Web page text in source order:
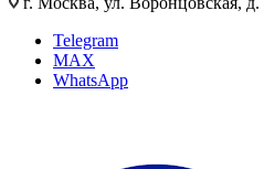
Telegram
MAX
WhatsApp